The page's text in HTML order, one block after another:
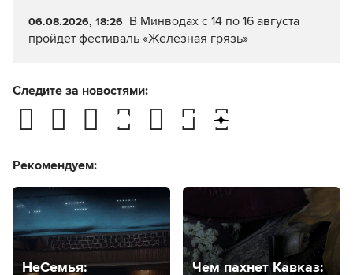
06.08.2026, 18:26 В Минводах с 14 по 16 августа
пройдёт фестиваль «Железная грязь»
Следите за новостями:
Рекомендуем:
НеСемья:
Чем пахнет Кавказ: